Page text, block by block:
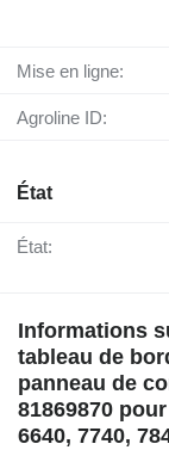
Mise en ligne:
Agroline ID:
État
État:
Informations
tableau de
panneau de
81869870
6640, 7740,